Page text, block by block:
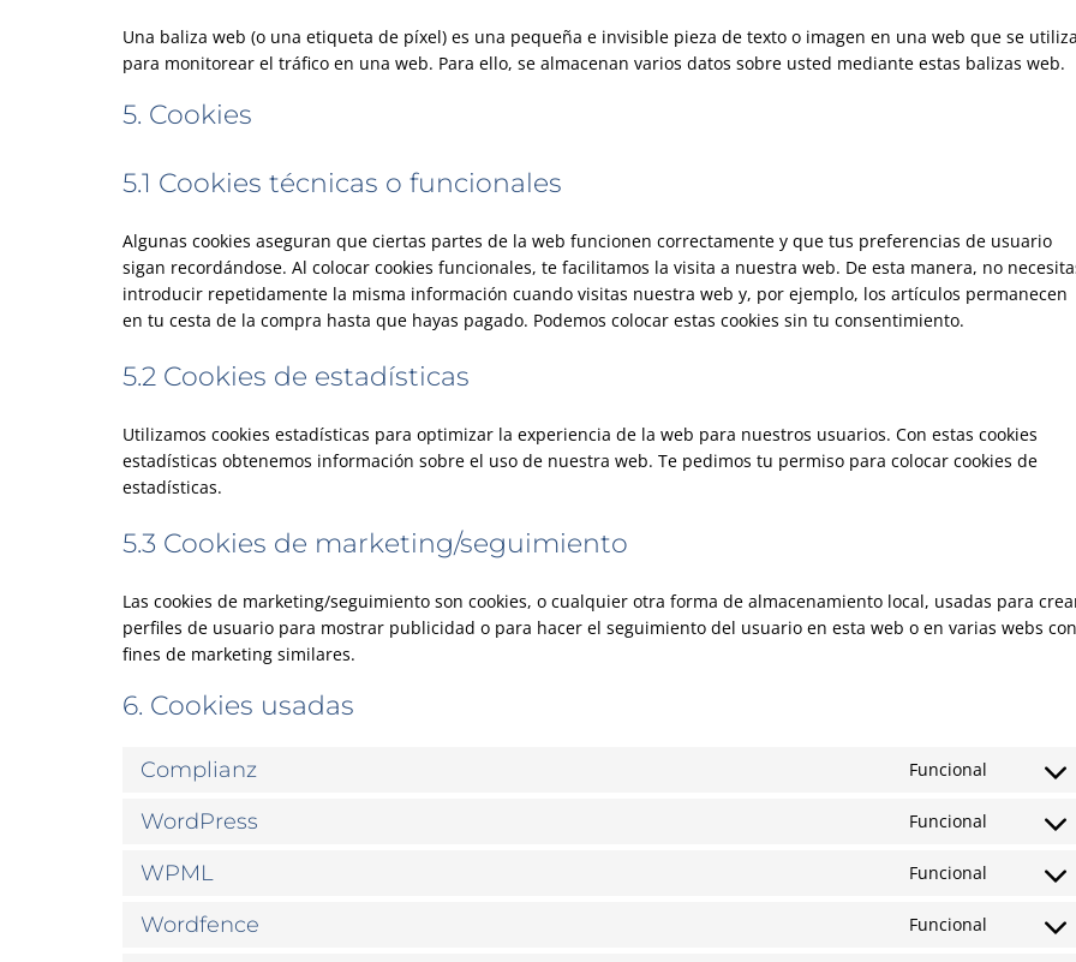
Una baliza web (o una etiqueta de píxel) es una pequeña e invisible pieza de texto o imagen en una web que se utiliza
para monitorear el tráfico en una web. Para ello, se almacenan varios datos sobre usted mediante estas balizas web.
5. Cookies
5.1 Cookies técnicas o funcionales
Algunas cookies aseguran que ciertas partes de la web funcionen correctamente y que tus preferencias de usuario
sigan recordándose. Al colocar cookies funcionales, te facilitamos la visita a nuestra web. De esta manera, no
introducir repetidamente la misma información cuando visitas nuestra web y, por ejemplo, los artículos permanecen
en tu cesta de la compra hasta que hayas pagado. Podemos colocar estas cookies sin tu consentimiento.
5.2 Cookies de estadísticas
Utilizamos cookies estadísticas para optimizar la experiencia de la web para nuestros usuarios. Con estas cookies
estadísticas obtenemos información sobre el uso de nuestra web. Te pedimos tu permiso para colocar cookies de
estadísticas.
5.3 Cookies de marketing/seguimiento
Las cookies de marketing/seguimiento son cookies, o cualquier otra forma de almacenamiento local, usadas para
perfiles de usuario para mostrar publicidad o para hacer el seguimiento del usuario en esta web o en varias webs con
fines de marketing similares.
6. Cookies usadas
Complianz Funcional
Consent
service
WordPress Funcional
Consent
service
WPML Funcional
Consent
service
Wordfence Funcional
Consent